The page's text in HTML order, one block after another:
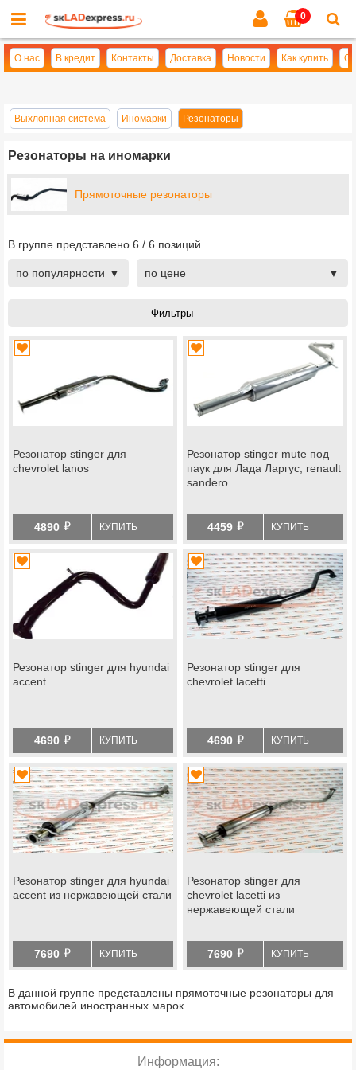
0
О нас В кредит Контакты Доставка Новости Как купить
Выхлопная система Иномарки Резонаторы
Резонаторы на иномарки
Прямоточные резонаторы
В группе представлено 6 / 6 позиций
по популярности по цене
Резонатор stinger для
chevrolet lanos
4890 й КУПИТЬ
Резонатор stinger mute под
паук для Лада Ларгус, renault
sandero
4459 й КУПИТЬ
Резонатор stinger для hyundai
accent
4690 й КУПИТЬ
Резонатор stinger для
chevrolet lacetti
4690 й КУПИТЬ
Резонатор stinger для hyundai
accent из нержавеющей стали
7690 й КУПИТЬ
Резонатор stinger для
chevrolet lacetti из
нержавеющей стали
7690 й КУПИТЬ
В данной группе представлены прямоточные резонаторы для
автомобилей иностранных марок.
Информация: